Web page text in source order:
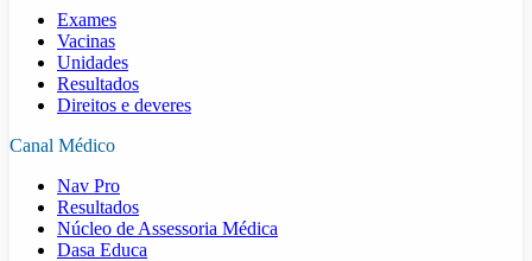
Exames
Vacinas
Unidades
Resultados
Direitos e deveres
Canal Médico
Nav Pro
Resultados
Núcleo de Assessoria Médica
Dasa Educa